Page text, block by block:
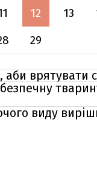
12 13
29
врятувати
виду